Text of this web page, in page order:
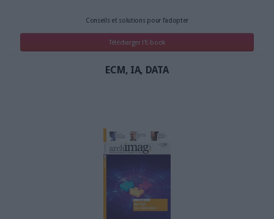
Conseils et solutions pour l'adopter
Télécharger l'E-book
ECM, IA, DATA